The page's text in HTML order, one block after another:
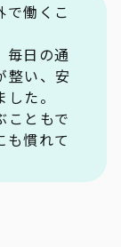
で働くこ
毎日の通
整い、安
た。
こともで
も慣れて